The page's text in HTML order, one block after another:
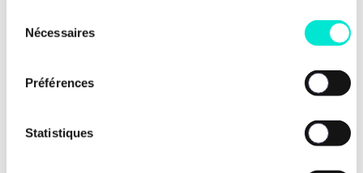
Nécessaires
Préférences
Statistiques